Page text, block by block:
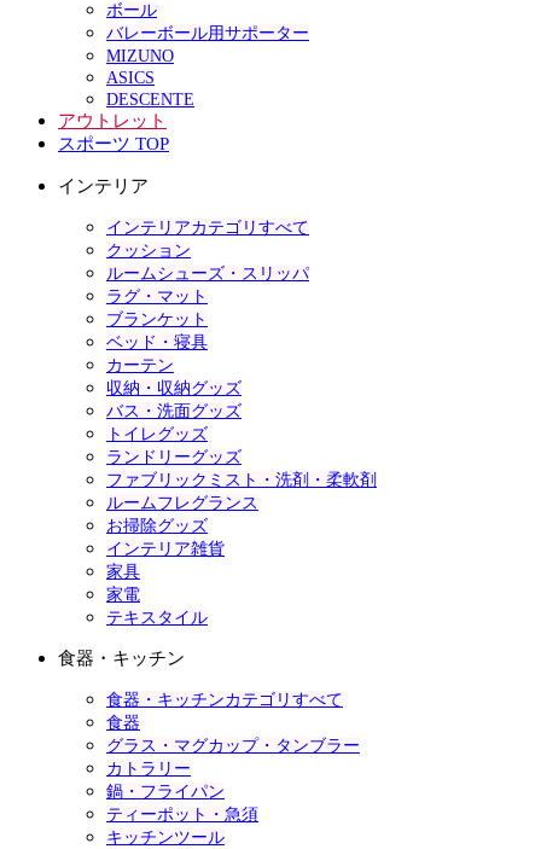
ボール
バレーボール用サポーター
MIZUNO
ASICS
DESCENTE
アウトレット
スポーツ TOP
インテリア
インテリアカテゴリすべて
クッション
ルームシューズ・スリッパ
ラグ・マット
ブランケット
ベッド・寝具
カーテン
収納・収納グッズ
バス・洗面グッズ
トイレグッズ
ランドリーグッズ
ファブリックミスト・洗剤・柔軟剤
ルームフレグランス
お掃除グッズ
インテリア雑貨
家具
家電
テキスタイル
食器・キッチン
食器・キッチンカテゴリすべて
食器
グラス・マグカップ・タンブラー
カトラリー
鍋・フライパン
ティーポット・急須
キッチンツール